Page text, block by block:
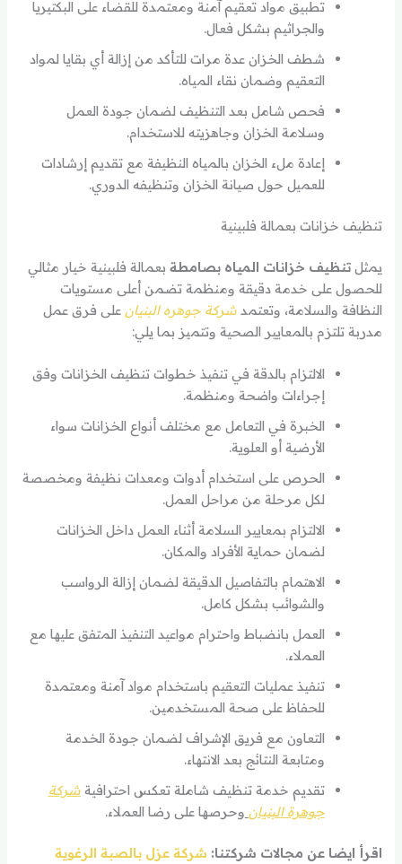
تطبيق مواد تعقيم آمنة ومعتمدة للقضاء على البكتيريا
والجراثيم بشكل فعال.
شطف الخزان عدة مرات للتأكد من إزالة أي بقايا لمواد
التعقيم وضمان نقاء المياه.
فحص شامل بعد التنظيف لضمان جودة العمل
وسلامة الخزان وجاهزيته للاستخدام.
إعادة ملء الخزان بالمياه النظيفة مع تقديم إرشادات
للعميل حول صيانة الخزان وتنظيفه الدوري.
تنظيف خزانات بعمالة فلبينية
يمثلتنظيف خزانات المياه بصامطة بعمالة فلبينية خيار مثالي
للحصول على خدمة دقيقة ومنظمة تضمن أعلى مستويات
النظافة والسلامة، وتعتمدشركة جوهره البنيان على فرق عمل
مدربة تلتزم بالمعايير الصحية وتتميز بما يلي:
الالتزام بالدقة في تنفيذ خطوات تنظيف الخزانات وفق
إجراءات واضحة ومنظمة.
الخبرة في التعامل مع مختلف أنواع الخزانات سواء
الأرضية أو العلوية.
الحرص على استخدام أدوات ومعدات نظيفة ومخصصة
لكل مرحلة من مراحل العمل.
الالتزام بمعايير السلامة أثناء العمل داخل الخزانات
لضمان حماية الأفراد والمكان.
الاهتمام بالتفاصيل الدقيقة لضمان إزالة الرواسب
والشوائب بشكل كامل.
العمل بانضباط واحترام مواعيد التنفيذ المتفق عليها مع
العملاء.
تنفيذ عمليات التعقيم باستخدام مواد آمنة ومعتمدة
للحفاظ على صحة المستخدمين.
التعاون مع فريق الإشراف لضمان جودة الخدمة
ومتابعة النتائج بعد الانتهاء.
تقديم خدمة تنظيف شاملة تعكس احترافيةشركة
جوهرة البنيان وحرصها على رضا العملاء.
اقرأ ايضا عن مجالات شركتنا: شركة عزل بالصبة الرغوية